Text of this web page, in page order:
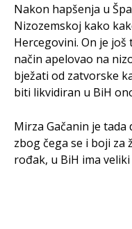
Nakon hapšenja u
Nizozemskoj kako
Hercegovini. On je
način apelovao na
bježati od zatvorske
biti likvidiran u BiH
Mirza Gačanin je
zbog čega se i boji za
rođak, u BiH ima veliki